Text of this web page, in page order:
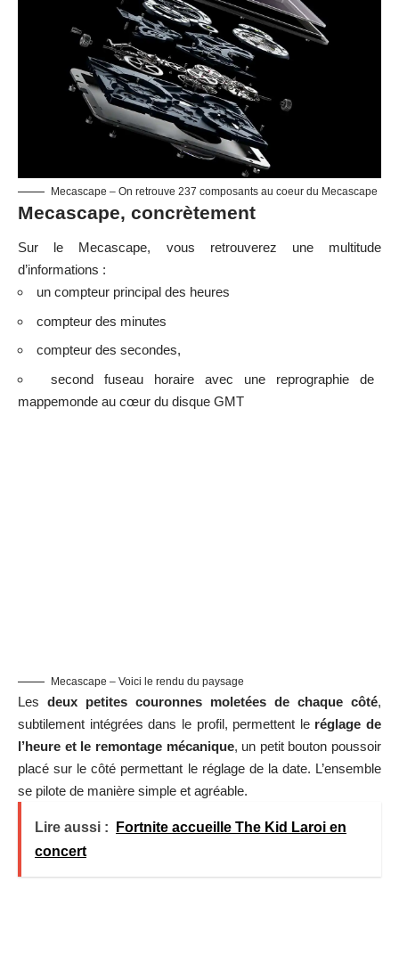
Mecascape – On retrouve 237 composants au coeur du Mecascape
Mecascape, concrètement
Sur le Mecascape, vous retrouverez une multitude
d’informations :
un compteur principal des heures
compteur des minutes
compteur des secondes,
second fuseau horaire avec une reprographie de
mappemonde au cœur du disque GMT
Mecascape – Voici le rendu du paysage
Les deux petites couronnes moletées de chaque côté,
subtilement intégrées dans le profil, permettent le réglage de
l’heure et le remontage mécanique, un petit bouton poussoir
placé sur le côté permettant le réglage de la date. L’ensemble
se pilote de manière simple et agréable.
Lire aussi :
Fortnite accueille The Kid Laroi en
concert